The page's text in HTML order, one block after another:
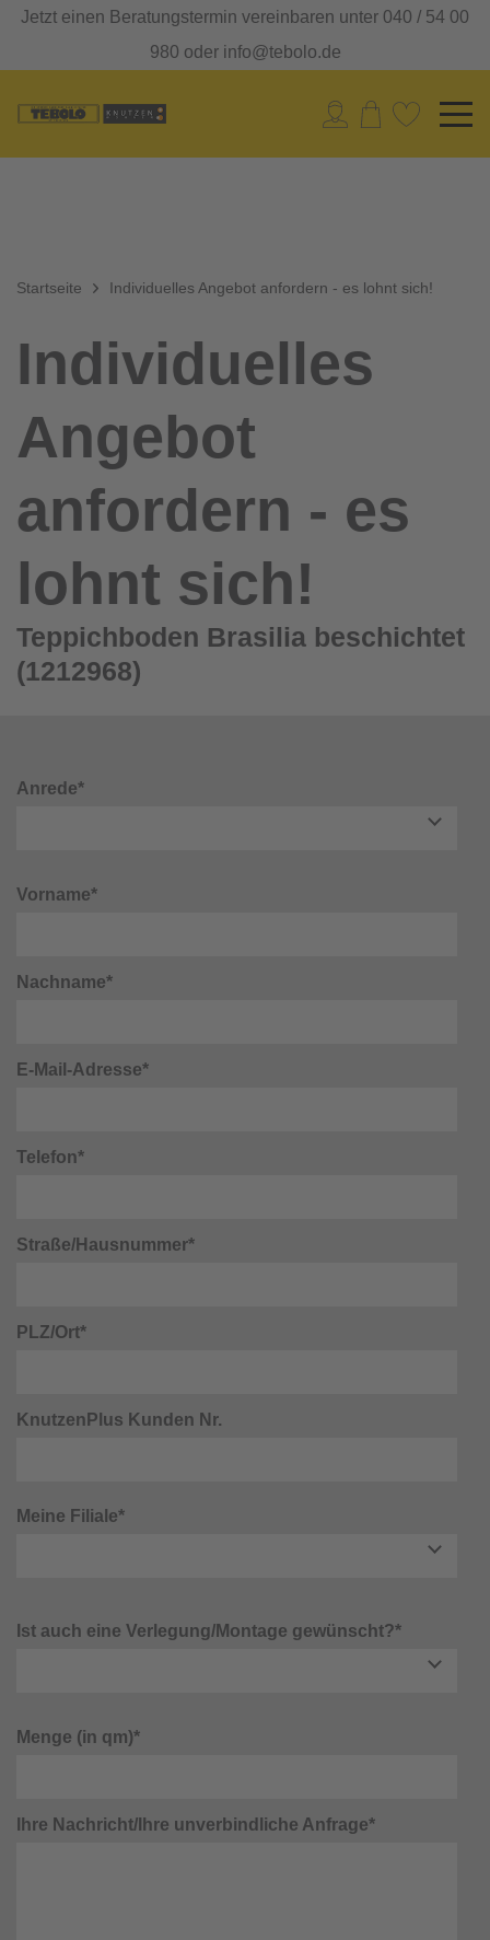
Jetzt einen Beratungstermin vereinbaren unter 040 / 54 00
980 oder info@tebolo.de
Startseite Individuelles Angebot anfordern - es lohnt sich!
Individuelles
Angebot
anfordern - es
lohnt sich!
Teppichboden Brasilia beschichtet
(1212968)
Anrede*
Vorname*
Nachname*
E-Mail-Adresse*
Telefon*
Straße/Hausnummer*
PLZ/Ort*
KnutzenPlus Kunden Nr.
Meine Filiale*
Ist auch eine Verlegung/Montage gewünscht?*
Menge (in qm)*
Ihre Nachricht/Ihre unverbindliche Anfrage*